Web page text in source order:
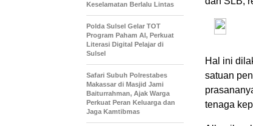
Hal ini
satuan
tenaga
Keselamatan Berlalu Lintas
Polda Sulsel Gelar TOT
Program Paham AI, Perkuat
Literasi Digital Pelajar di
Sulsel
Safari Subuh Polrestabes
Makassar di Masjid Jami
Baiturrahman, Ajak Warga
Perkuat Peran Keluarga dan
Jaga Kamtibmas